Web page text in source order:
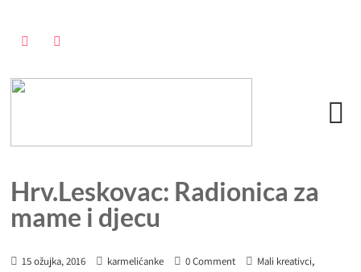
Hrv.Leskovac: Radionica za
mame i djecu
15 ožujka, 2016 karmelićanke 0 Comment Mali kreativci,